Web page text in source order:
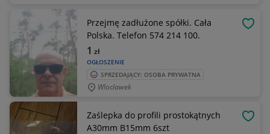
Przejmę zadłużone spółki. Cała
Polska. Telefon 574 214 100.
OGŁOSZENIE
1 zł
SPRZEDAJĄCY: OSOBA PRYWATNA
Wloclawek
Zaślepka do profili prostokątnych
A30mm B15mm 6szt